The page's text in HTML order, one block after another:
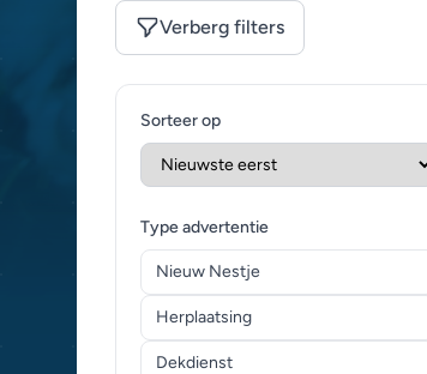
Verberg filters
Sorteer op
Type advertentie
Nieuw Nestje
Herplaatsing
Dekdienst